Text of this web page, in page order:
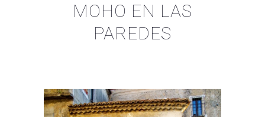
MOHO EN LAS
PAREDES